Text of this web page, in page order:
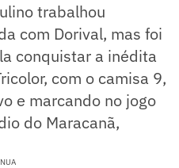
trabalhou
com Dorival, mas foi
conquistar a inédita
com o camisa 9,
e marcando no jogo
do Maracanã,